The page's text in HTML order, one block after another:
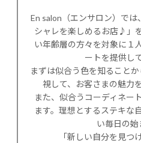
En salon（エンサロン）で
シャレを楽しめるお店♪」
い年齢層の方々を対象に１
ートを提供し
まずは似合う色を知ること
視して、お客さまの魅力
また、似合うコーディネー
ます。理想とするステキな
い毎日の
「新しい自分を見つ